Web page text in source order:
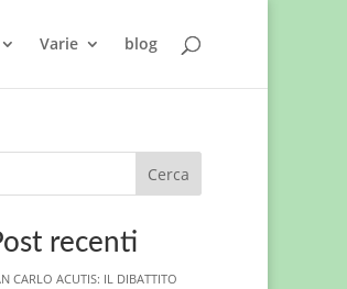
Varie blog
Cerca
recenti
CARLO ACUTIS: IL DIBATTITO